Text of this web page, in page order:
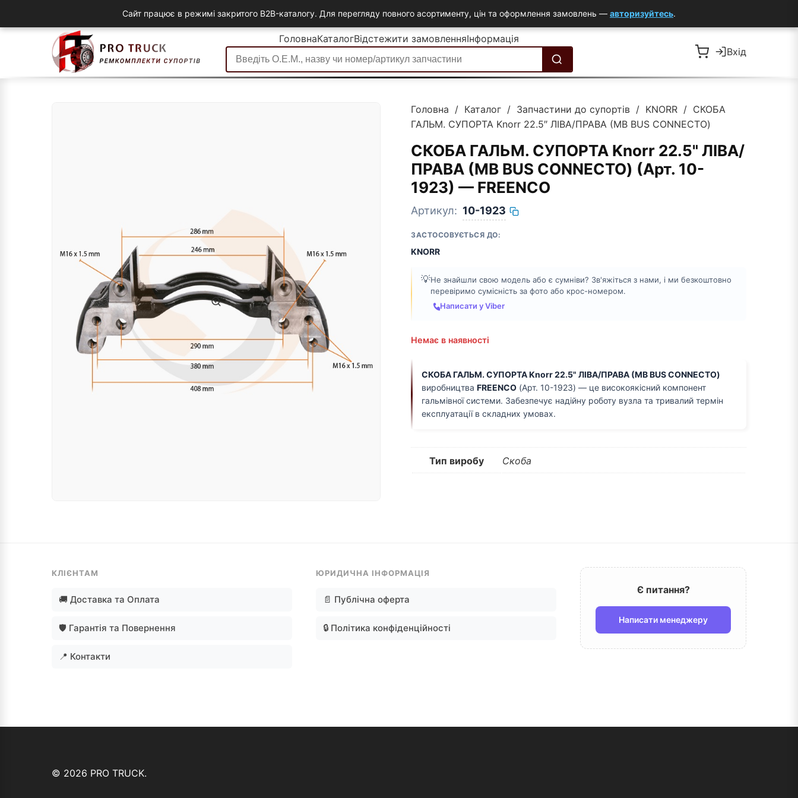
ГоловнаКаталогВідстежити замовленняІнформація
Вхід
Головна / Каталог / Запчастини до супортів / KNORR / СКОБА
ГАЛЬМ. СУПОРТА Knorr 22.5″ ЛІВА/ПРАВА (MB BUS CONNECTO)
СКОБА ГАЛЬМ. СУПОРТА Knorr 22.5" ЛІВА/
ПРАВА (MB BUS CONNECTO) (Арт. 10-
1923) — FREENCO
Артикул: 10-1923
ЗАСТОСОВУЄТЬСЯ ДО:
KNORR
💡Не знайшли свою модель або є сумніви? Зв'яжіться з нами, і ми безкоштовно
перевіримо сумісність за фото або крос-номером.
Написати у Viber
Немає в наявності
СКОБА ГАЛЬМ. СУПОРТА Knorr 22.5" ЛІВА/ПРАВА (MB BUS CONNECTO)
виробництва FREENCO (Арт. 10-1923) — це високоякісний компонент
гальмівної системи. Забезпечує надійну роботу вузла та тривалий термін
експлуатації в складних умовах.
Тип виробу Скоба
КЛІЄНТАМ
🚚 Доставка та Оплата
🛡️ Гарантія та Повернення
📍 Контакти
ЮРИДИЧНА ІНФОРМАЦІЯ
📄 Публічна оферта
🔒 Політика конфіденційності
Є питання?
Написати менеджеру
© 2026 PRO TRUCK.
Сайт працює в режимі закритого B2B-каталогу. Для перегляду повного асортименту, цін та оформлення замовлень — авторизуйтесь.